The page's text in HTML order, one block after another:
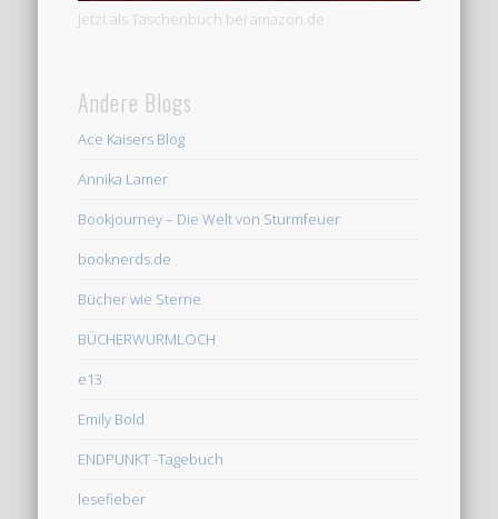
Jetzt als Taschenbuch bei amazon.de
Andere Blogs
Ace Kaisers Blog
Annika Lamer
Bookjourney – Die Welt von Sturmfeuer
booknerds.de
Bücher wie Sterne
BÜCHERWURMLOCH
e13
Emily Bold
ENDPUNKT -Tagebuch
lesefieber